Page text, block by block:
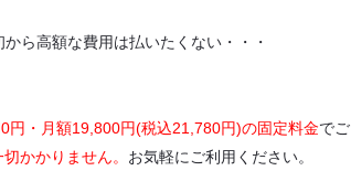
ら高額な費用は払いたくない・・・
円・月額19,800円(税込21,780円)の固定料金でご
かかりません。 お気軽にご利用ください。